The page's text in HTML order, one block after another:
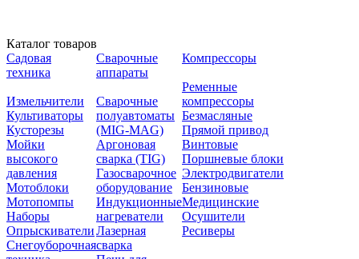
Каталог товаров
Садовая
техника
Измельчители
Культиваторы
Кусторезы
Мойки
высокого
давления
Мотоблоки
Мотопомпы
Наборы
Опрыскиватели
Снегоуборочная
Сварочные
аппараты
Сварочные
полуавтоматы
(MIG-MAG)
Аргоновая
сварка (TIG)
Газосварочное
оборудование
Индукционные
нагреватели
Лазерная
сварка
Компрессоры
Ременные
компрессоры
Безмасляные
Прямой привод
Винтовые
Поршневые блоки
Электродвигатели
Бензиновые
Медицинские
Осушители
Ресиверы